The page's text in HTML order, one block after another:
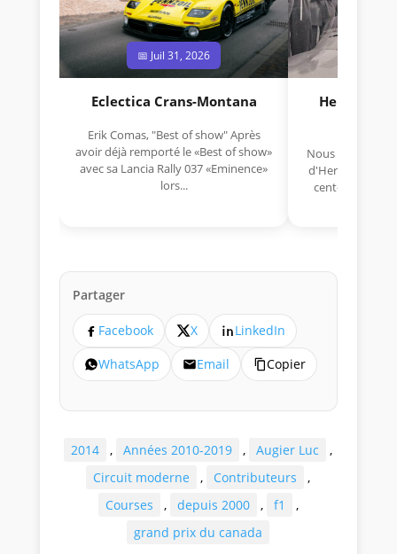
📅 Juil 31, 2026
Eclectica Crans-Montana
Erik Comas, "Best of show" Après
avoir déjà remporté le «Best of show»
avec sa Lancia Rally 037 «Eminence»
lors...
Hermano
Nous avons
d'Hermano Da
cent-unième
Partager
Facebook X
LinkedIn
WhatsApp
Email Copier
2014 , Années 2010-2019 , Augier Luc
,
Circuit moderne
, Contributeurs
,
Courses
, depuis 2000 , f1
,
grand prix du canada